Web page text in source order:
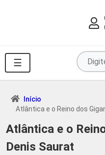
☰
Pesquise
por
...
Início
Atlântica e o Reino dos
Atlântica e o
Denis Saurat